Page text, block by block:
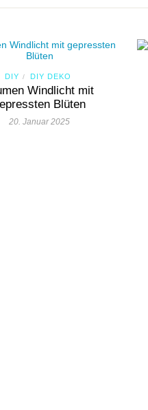
DIY / DIY DEKO
Windlicht mit
Blüten
20. Januar 2025